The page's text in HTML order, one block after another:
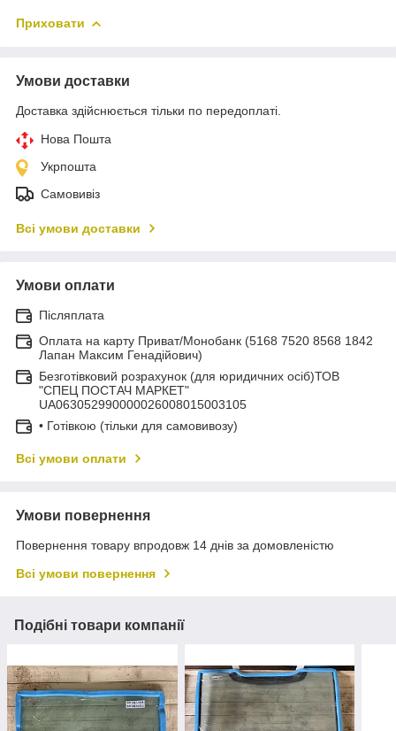
Приховати
Умови доставки
Доставка здійснюється тільки по передоплаті.
Нова Пошта
Укрпошта
Самовивіз
Всі умови доставки
Умови оплати
Післяплата
Оплата на карту Приват/Монобанк (5168 7520 8568 1842
Лапан Максим Генадійович)
Безготівковий розрахунок (для юридичних осіб)ТОВ
"СПЕЦ ПОСТАЧ МАРКЕТ"
UA063052990000026008015003105
• Готівкою (тільки для самовивозу)
Всі умови оплати
Умови повернення
Повернення товару впродовж 14 днів за домовленістю
Всі умови повернення
Подібні товари компанії